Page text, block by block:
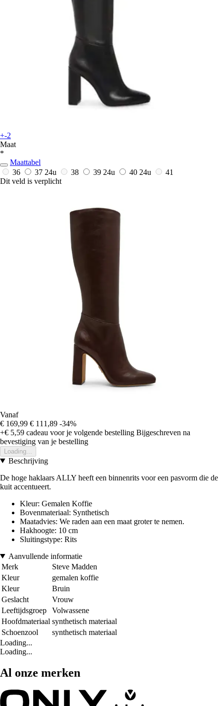
+-2
Maat
*
Maattabel
36
37 24u 38 39 24u 40 24u
41
Dit veld is verplicht
Vanaf
€ 169,99 € 111,89 -34%
+€ 5,59 cadeau voor je volgende bestelling Bijgeschreven na
bevestiging van je bestelling
Loading...
Beschrijving
De hoge haklaars ALLY heeft een binnenrits voor een pasvorm die de
kuit accentueert.
Kleur: Gemalen Koffie
Bovenmateriaal: Synthetisch
Maatadvies: We raden aan een maat groter te nemen.
Hakhoogte: 10 cm
Sluitingstype: Rits
Aanvullende informatie
Merk
Steve Madden
Kleur
gemalen koffie
Kleur
Bruin
Geslacht
Vrouw
Leeftijdsgroep
Volwassene
Hoofdmateriaal synthetisch materiaal
Schoenzool
synthetisch materiaal
Loading...
Loading...
Al onze merken